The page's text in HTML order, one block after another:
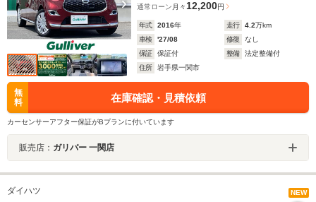
通常ローン 月々12,200円
年式 2016年 走行 4.2万km
車検
'27/08 修復
なし
保証
保証付 整備
法定整備付
住所
岩手県一関市
無
料
在庫確認・見積依頼
カーセンサーアフター保証がBプランに付いています
販売店： ガリバー 一関店
ダイハツ NEW